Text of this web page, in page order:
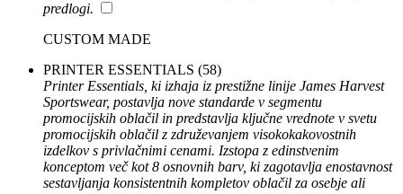
predlogi.
CUSTOM MADE
PRINTER ESSENTIALS (58)
Printer Essentials, ki izhaja iz prestižne linije James Harvest
Sportswear, postavlja nove standarde v segmentu
promocijskih oblačil in predstavlja ključne vrednote v svetu
promocijskih oblačil z združevanjem visokokakovostnih
izdelkov s privlačnimi cenami. Izstopa z edinstvenim
konceptom več kot 8 osnovnih barv, ki zagotavlja enostavnost
sestavljanja konsistentnih kompletov oblačil za osebje ali